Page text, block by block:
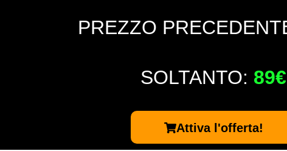
PREZZO
SOLTANTO: 89€
Attiva l'offerta!